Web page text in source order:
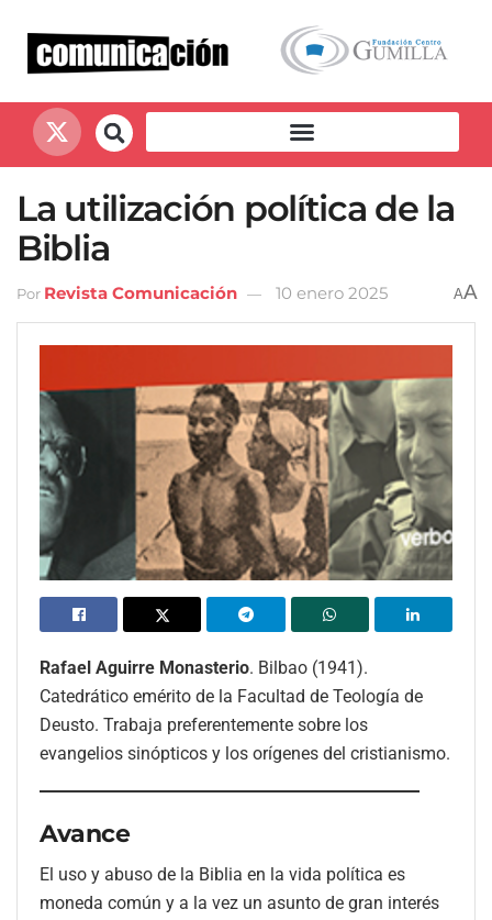
La utilización política de la
Biblia
Por Revista Comunicación 10 enero 2025 AA
Rafael Aguirre Monasterio. Bilbao (1941).
Catedrático emérito de la Facultad de Teología de
Deusto. Trabaja preferentemente sobre los
evangelios sinópticos y los orígenes del cristianismo.
Avance
El uso y abuso de la Biblia en la vida política es
moneda común y a la vez un asunto de gran interés